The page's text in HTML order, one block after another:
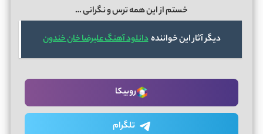
خستم از این همه ترس و نگرانی …
دیگر آثار این خوانندهدانلود آهنگ علیرضا خان خندون
روبیکا
تلگرام